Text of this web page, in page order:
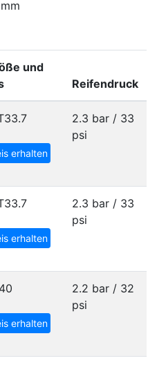
und
Reifendruck
erhalten
2.3 bar / 33
psi
erhalten
2.3 bar / 33
psi
erhalten
2.2 bar / 32
psi